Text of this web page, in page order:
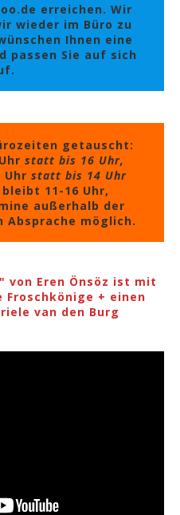
erreichen. Wir
wieder im Büro zu
Ihnen eine
passen Sie auf sich
getauscht:
statt bis 16 Uhr,
Uhr statt bis 14 Uhr
11-16 Uhr,
außerhalb der
Absprache möglich.
von Eren Önsöz ist mit
+ einen
van den Burg